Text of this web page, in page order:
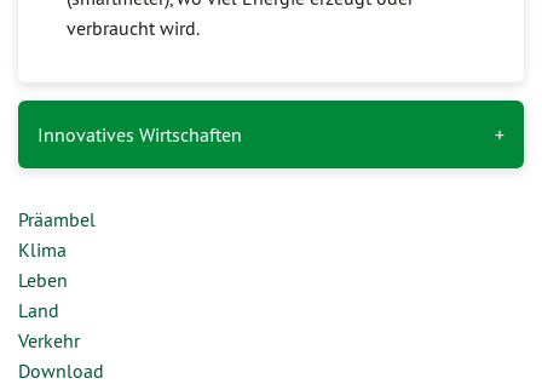
verbraucht wird.
Innovatives Wirtschaften
Präambel
Klima
Leben
Land
Verkehr
Download